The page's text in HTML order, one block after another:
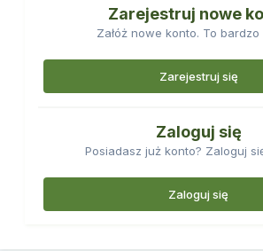
Zarejestruj nowe
Załóż nowe konto. To bardzo
Zarejestruj się
Zaloguj się
Posiadasz już konto? Zaloguj
Zaloguj się